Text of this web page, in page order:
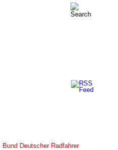
Bund Deutscher Radfahrer